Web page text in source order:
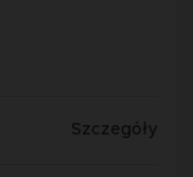
Szczegóły